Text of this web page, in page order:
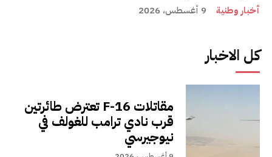
أخبار وطنية 9 أغسطس، 2026
كل الاخبار
مقاتلات F-16 تعترض طائرتين
قرب نادي ترامب للغولف في
نيوجيرسي